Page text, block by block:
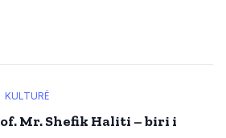
KULTURË
Mr. Shefik Haliti – biri i